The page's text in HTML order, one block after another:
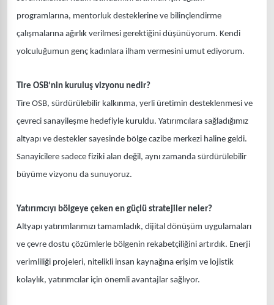
programlarına, mentorluk desteklerine ve bilinçlendirme
çalışmalarına ağırlık verilmesi gerektiğini düşünüyorum. Kendi
yolculuğumun genç kadınlara ilham vermesini umut ediyorum.
Tire OSB’nin kuruluş vizyonu nedir?
Tire OSB, sürdürülebilir kalkınma, yerli üretimin desteklenmesi ve
çevreci sanayileşme hedefiyle kuruldu. Yatırımcılara sağladığımız
altyapı ve destekler sayesinde bölge cazibe merkezi haline geldi.
Sanayicilere sadece fiziki alan değil, aynı zamanda sürdürülebilir
büyüme vizyonu da sunuyoruz.
Yatırımcıyı bölgeye çeken en güçlü stratejiler neler?
Altyapı yatırımlarımızı tamamladık, dijital dönüşüm uygulamaları
ve çevre dostu çözümlerle bölgenin rekabetçiliğini artırdık. Enerji
verimliliği projeleri, nitelikli insan kaynağına erişim ve lojistik
kolaylık, yatırımcılar için önemli avantajlar sağlıyor.